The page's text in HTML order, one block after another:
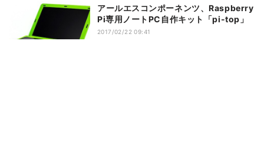
アールエスコンポーネンツ、Raspberry
Pi専用ノートPC自作キット「pi-top」
2017/02/22 09:41